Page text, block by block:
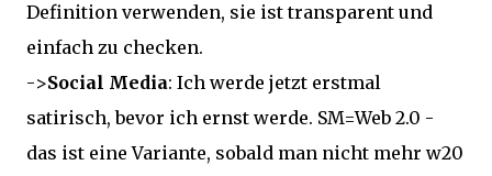
Definition verwenden, sie ist transparent und
einfach zu checken.
->Social Media: Ich werde jetzt erstmal
satirisch, bevor ich ernst werde. SM=Web 2.0 -
das ist eine Variante, sobald man nicht mehr w20